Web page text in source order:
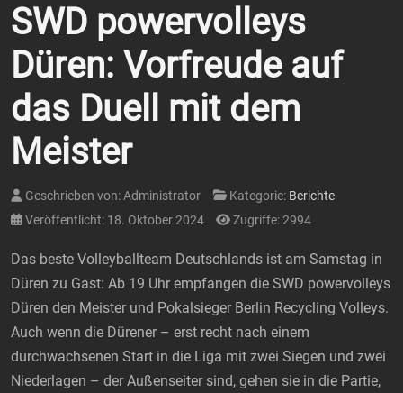
SWD powervolleys
Düren: Vorfreude auf
das Duell mit dem
Meister
Geschrieben von:Administrator Kategorie: Berichte
Veröffentlicht: 18. Oktober 2024
Zugriffe: 2994
Das beste Volleyballteam Deutschlands ist am Samstag in
Düren zu Gast: Ab 19 Uhr empfangen die SWD powervolleys
Düren den Meister und Pokalsieger Berlin Recycling Volleys.
Auch wenn die Dürener – erst recht nach einem
durchwachsenen Start in die Liga mit zwei Siegen und zwei
Niederlagen – der Außenseiter sind, gehen sie in die Partie,